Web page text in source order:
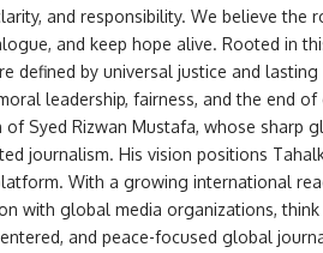
and responsibility. We believe the
and keep hope alive. Rooted in
defined by universal justice and
leadership, fairness, and the end
Syed Rizwan Mustafa, whose sharp
journalism. His vision positions
With a growing international
with global media organizations,
and peace-focused global